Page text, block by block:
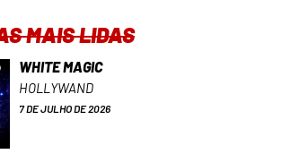
MAIS LIDAS
WHITE MAGIC
HOLLYWAND
7 DE JULHO DE 2026